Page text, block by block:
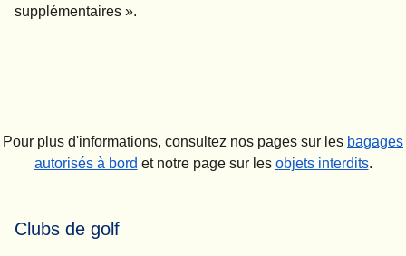
supplémentaires ».
Pour plus d'informations, consultez nos pages sur les bagages
autorisés à bord et notre page sur les objets interdits.
Clubs de golf